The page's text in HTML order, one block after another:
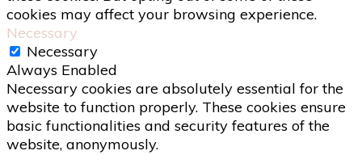
cookies may affect your browsing experience.
Necessary
Necessary
Always Enabled
Necessary cookies are absolutely essential for the
website to function properly. These cookies ensure
basic functionalities and security features of the
website, anonymously.